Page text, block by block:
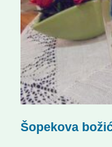
Korisne
Šopekova